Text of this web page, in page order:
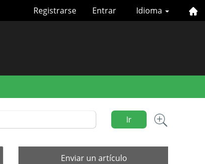
Idioma
Registrarse Entrar
Ir
EnviarEnviar un artículo